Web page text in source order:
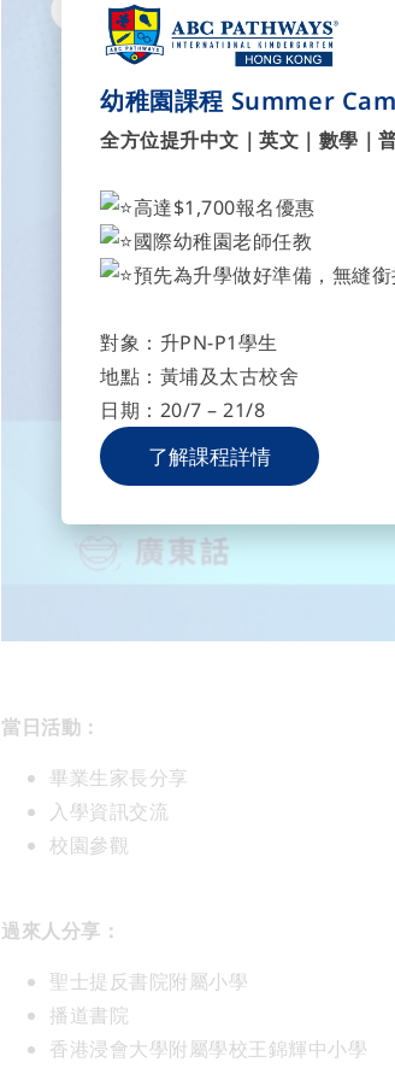
當日活動：
畢業生家長分享
入學資訊交流
校園參觀
過來人分享：
聖士提反書院附屬小學
播道書院
香港浸會大學附屬學校王錦輝中小學
幼稚園課程 Summer
全方位提升中文｜英文｜數學｜
高達$1,700報名優惠
國際幼稚園老師任教
預先為升學做好準備，無縫
對象：升PN-P1學生
地點：黃埔及太古校舍
日期：20/7 – 21/8
了解課程詳情